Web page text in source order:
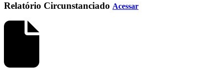
Relatório Circunstanciado Acessar